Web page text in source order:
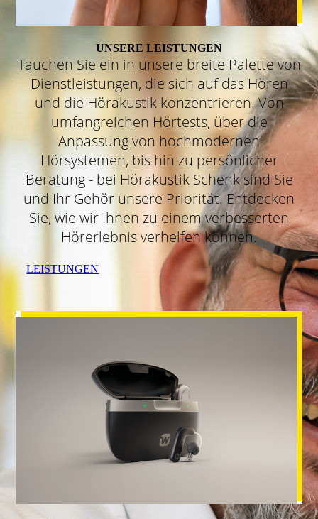
UNSERE LEISTUNGEN
Tauchen Sie ein in unsere breite Palette von
Dienstleistungen, die sich auf das Hören
und die Hörakustik konzentrieren. Von
umfangreichen Hörtests, über die
Anpassung von hochmodernen
Hörsystemen, bis hin zu persönlicher
Beratung - bei Hörakustik Schenk sind Sie
und Ihr Gehör unsere Priorität. Entdecken
Sie, wie wir Ihnen zu einem verbesserten
Hörerlebnis verhelfen können.
LEISTUNGEN